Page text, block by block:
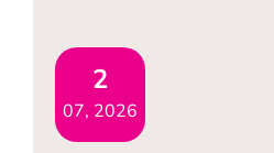
2
07, 2026